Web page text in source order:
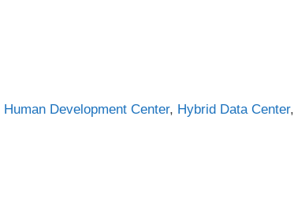
Human Development Center, Hybrid Data Center,